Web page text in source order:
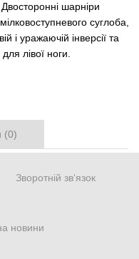
шарніри
суглоба,
і уражаючій інверсії та
лівої ноги.
(0)
Зворотній зв‘язок
новини